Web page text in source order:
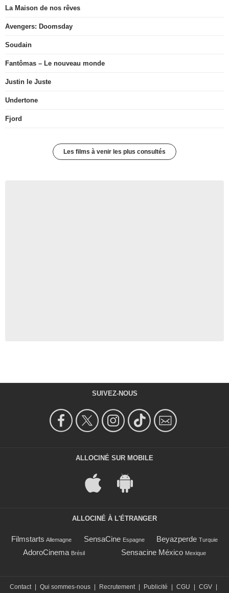
La Maison de nos rêves
Avengers: Doomsday
Soudain
Fantômas – Le nouveau monde
Justin le Juste
Undertone
Fjord
Les films à venir les plus consultés
SUIVEZ-NOUS
ALLOCINÉ SUR MOBILE
ALLOCINÉ À L'ÉTRANGER
Filmstarts Allemagne SensaCine Espagne Beyazperde Turquie
AdoroCinema Brésil Sensacine México Mexique
Contact Qui sommes-nous Recrutement Publicité CGU CGV